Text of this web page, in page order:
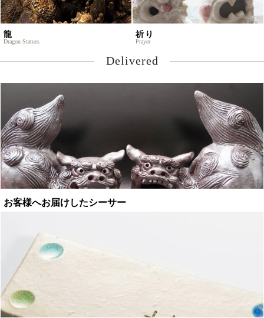
龍
Dragon Statues
祈り
Prayer
Delivered
お客様へお届けしたシーサー